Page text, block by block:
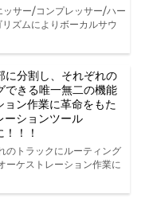
サー/コンプレッサー/ハー
ズムによりボーカルサウ
に分割し、それぞれの
できる唯一無二の機能
ョン作業に革命をもた
ーションツール
！！
のトラックにルーティング
ーケストレーション作業に